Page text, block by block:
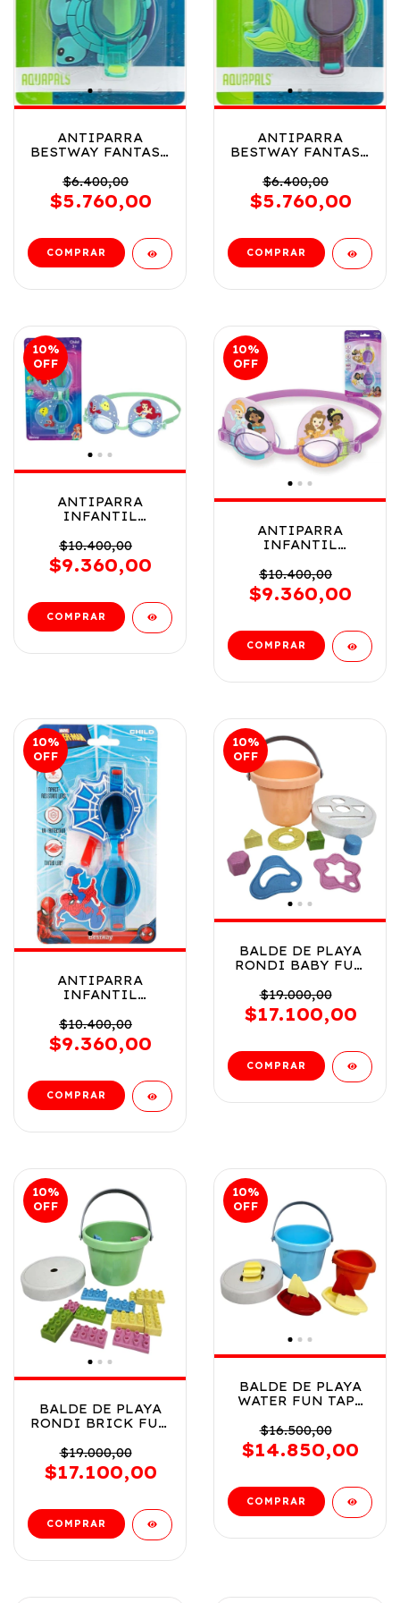
ANTIPARRA
BESTWAY FANTASY
VR7 21080 MODELO
TORTUGA
$6.400,00
$5.760,00
ANTIPARRA
BESTWAY FANTASY
VR8 21080 MODELO
ESTRELLA Y OSTRA
$6.400,00
$5.760,00
10%
OFF
ANTIPARRA
INFANTIL
LA SIRENITA COD
7525 - 9103C
$10.400,00
$9.360,00
10%
OFF
ANTIPARRA
INFANTIL
PRINCESAS COD
7523 - 91020
$10.400,00
$9.360,00
10%
OFF
ANTIPARRA
INFANTIL
SPIDERMAN COD
7527 - 98022
$10.400,00
$9.360,00
10%
OFF
BALDE DE PLAYA
RONDI BABY FUN
COD 9309
$19.000,00
$17.100,00
10%
OFF
BALDE DE PLAYA
RONDI BRICK FUN
ENCASTRE COD
9310
$19.000,00
$17.100,00
10%
OFF
BALDE DE PLAYA
WATER FUN TAPA
ACCS RONDI COD
9308
$16.500,00
$14.850,00